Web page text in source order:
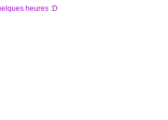
heures :D